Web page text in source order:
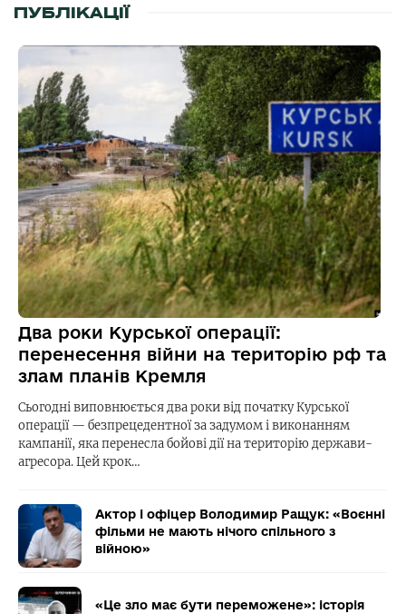
ПУБЛІКАЦІЇ
Два роки Курської операції:
перенесення війни на територію рф та
злам планів Кремля
Сьогодні виповнюється два роки від початку Курської
операції — безпрецедентної за задумом і виконанням
кампанії, яка перенесла бойові дії на територію держави-
агресора. Цей крок…
Актор і офіцер Володимир Ращук: «Воєнні
фільми не мають нічого спільного з
війною»
«Це зло має бути переможене»: історія